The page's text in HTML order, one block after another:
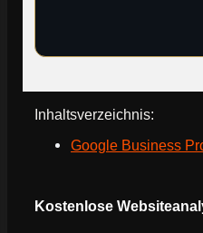
Inhaltsverzeichnis:
Google Business
Kostenlose